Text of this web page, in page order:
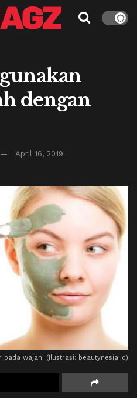
dengan
April 16, 2019
pada wajah. (Ilustrasi: beautynesia.id)